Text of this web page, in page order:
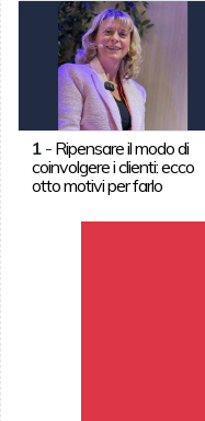
1- Ripensare il modo di
coinvolgere i clienti: ecco
otto motivi per farlo